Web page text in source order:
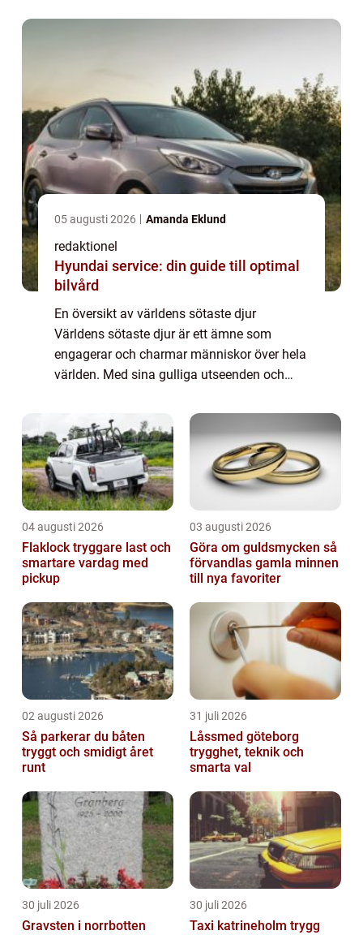
05 augusti 2026 Amanda Eklund
redaktionel
Hyundai service: din guide till optimal
bilvård
En översikt av världens sötaste djur
Världens sötaste djur är ett ämne som
engagerar och charmar människor över hela
världen. Med sina gulliga utseenden och
förmågan att smälta våra hjärtan och fylla
oss med glädje. ...
04 augusti 2026
Flaklock tryggare last och
smartare vardag med
pickup
03 augusti 2026
Göra om guldsmycken så
förvandlas gamla minnen
till nya favoriter
02 augusti 2026
Så parkerar du båten
tryggt och smidigt året
runt
31 juli 2026
Låssmed göteborg
trygghet, teknik och
smarta val
30 juli 2026
Gravsten i norrbotten
30 juli 2026
Taxi katrineholm trygg